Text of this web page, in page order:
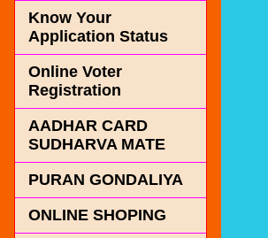
Know Your
Application Status
Online Voter
Registration
AADHAR CARD
SUDHARVA MATE
PURAN GONDALIYA
ONLINE SHOPING